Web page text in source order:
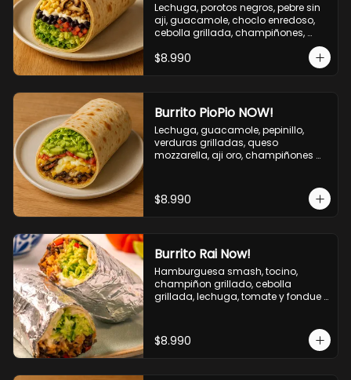
Lechuga, porotos negros, pebre sin
aji, guacamole, choclo enredoso,
cebolla grillada, champiñones,
$8.990
Burrito PioPio NOW!
Lechuga, guacamole, pepinillo,
verduras grilladas, queso
mozzarella, aji oro, champiñones
$8.990
Burrito Rai Now!
Hamburguesa smash, tocino,
champiñon grillado, cebolla
grillada, lechuga, tomate y fondue
$8.990